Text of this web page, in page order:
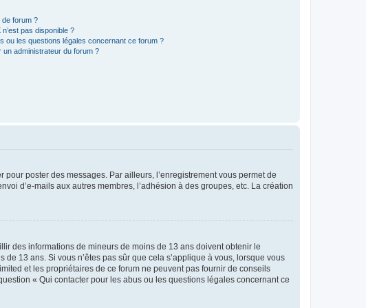
de forum ?
pas disponible ?
ou les questions légales concernant ce forum ?
administrateur du forum ?
poster des messages. Par ailleurs, l’enregistrement vous permet de
d’e-mails aux autres membres, l’adhésion à des groupes, etc. La création
des informations de mineurs de moins de 13 ans doivent obtenir le
13 ans. Si vous n’êtes pas sûr que cela s’applique à vous, lorsque vous
et les propriétaires de ce forum ne peuvent pas fournir de conseils
« Qui contacter pour les abus ou les questions légales concernant ce